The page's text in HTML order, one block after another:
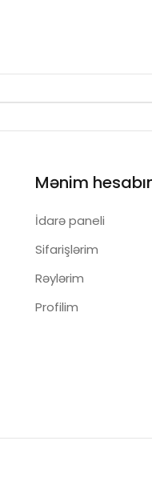
Mənim
İdarə paneli
Sifarişlərim
Rəylərim
Profilim